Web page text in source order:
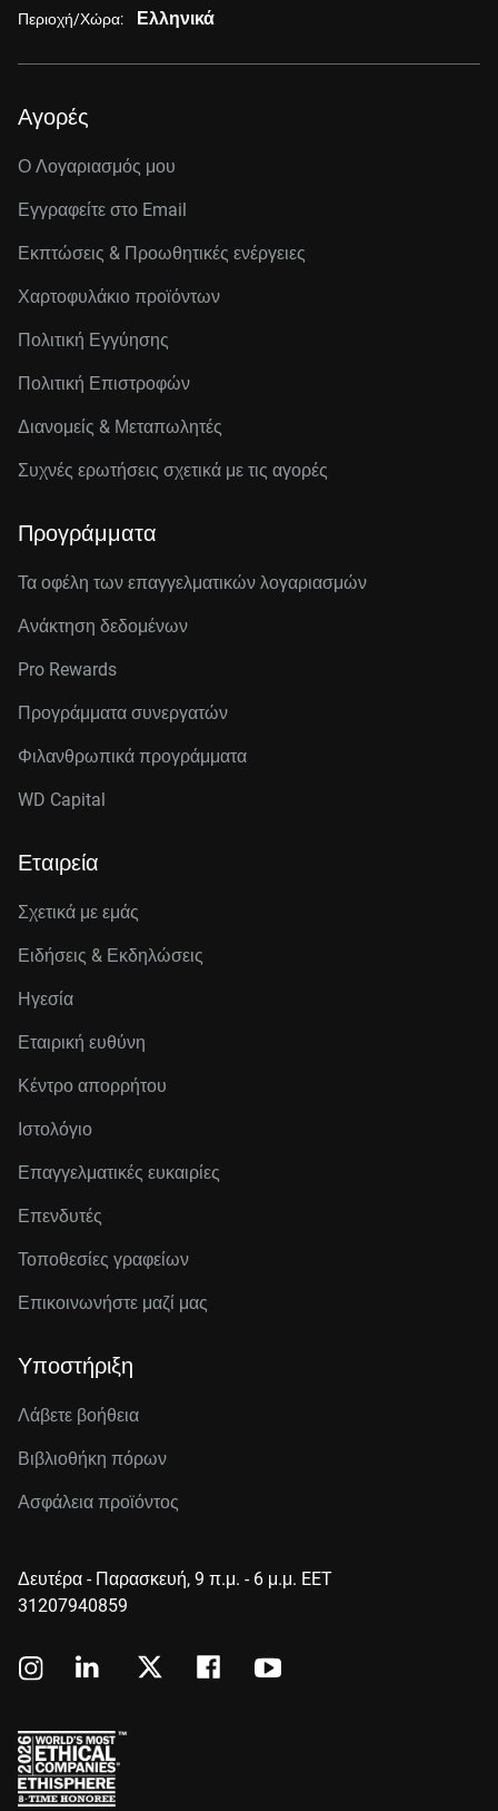
Περιοχή/Χώρα: Ελληνικά
Αγορές
Ο Λογαριασμός μου
Εγγραφείτε στo Email
Εκπτώσεις & Προωθητικές ενέργειες
Χαρτοφυλάκιο προϊόντων
Πολιτική Εγγύησης
Πολιτική Επιστροφών
Διανομείς & Μεταπωλητές
Συχνές ερωτήσεις σχετικά με τις αγορές
Προγράμματα
Τα οφέλη των επαγγελματικών λογαριασμών
Ανάκτηση δεδομένων
Pro Rewards
Προγράμματα συνεργατών
Φιλανθρωπικά προγράμματα
WD Capital
Εταιρεία
Σχετικά με εμάς
Ειδήσεις & Εκδηλώσεις
Ηγεσία
Εταιρική ευθύνη
Κέντρο απορρήτου
Ιστολόγιο
Επαγγελματικές ευκαιρίες
Επενδυτές
Τοποθεσίες γραφείων
Επικοινωνήστε μαζί μας
Υποστήριξη
Λάβετε βοήθεια
Βιβλιοθήκη πόρων
Ασφάλεια προϊόντος
Δευτέρα - Παρασκευή, 9 π.μ. - 6 μ.μ. EET
31207940859